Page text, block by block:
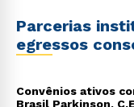
Parcerias
egressos
Convênios ativos
Brasil Parkinson,